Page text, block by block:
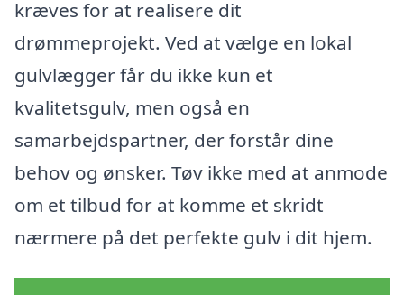
kræves for at realisere dit
drømmeprojekt. Ved at vælge en lokal
gulvlægger får du ikke kun et
kvalitetsgulv, men også en
samarbejdspartner, der forstår dine
behov og ønsker. Tøv ikke med at anmode
om et tilbud for at komme et skridt
nærmere på det perfekte gulv i dit hjem.